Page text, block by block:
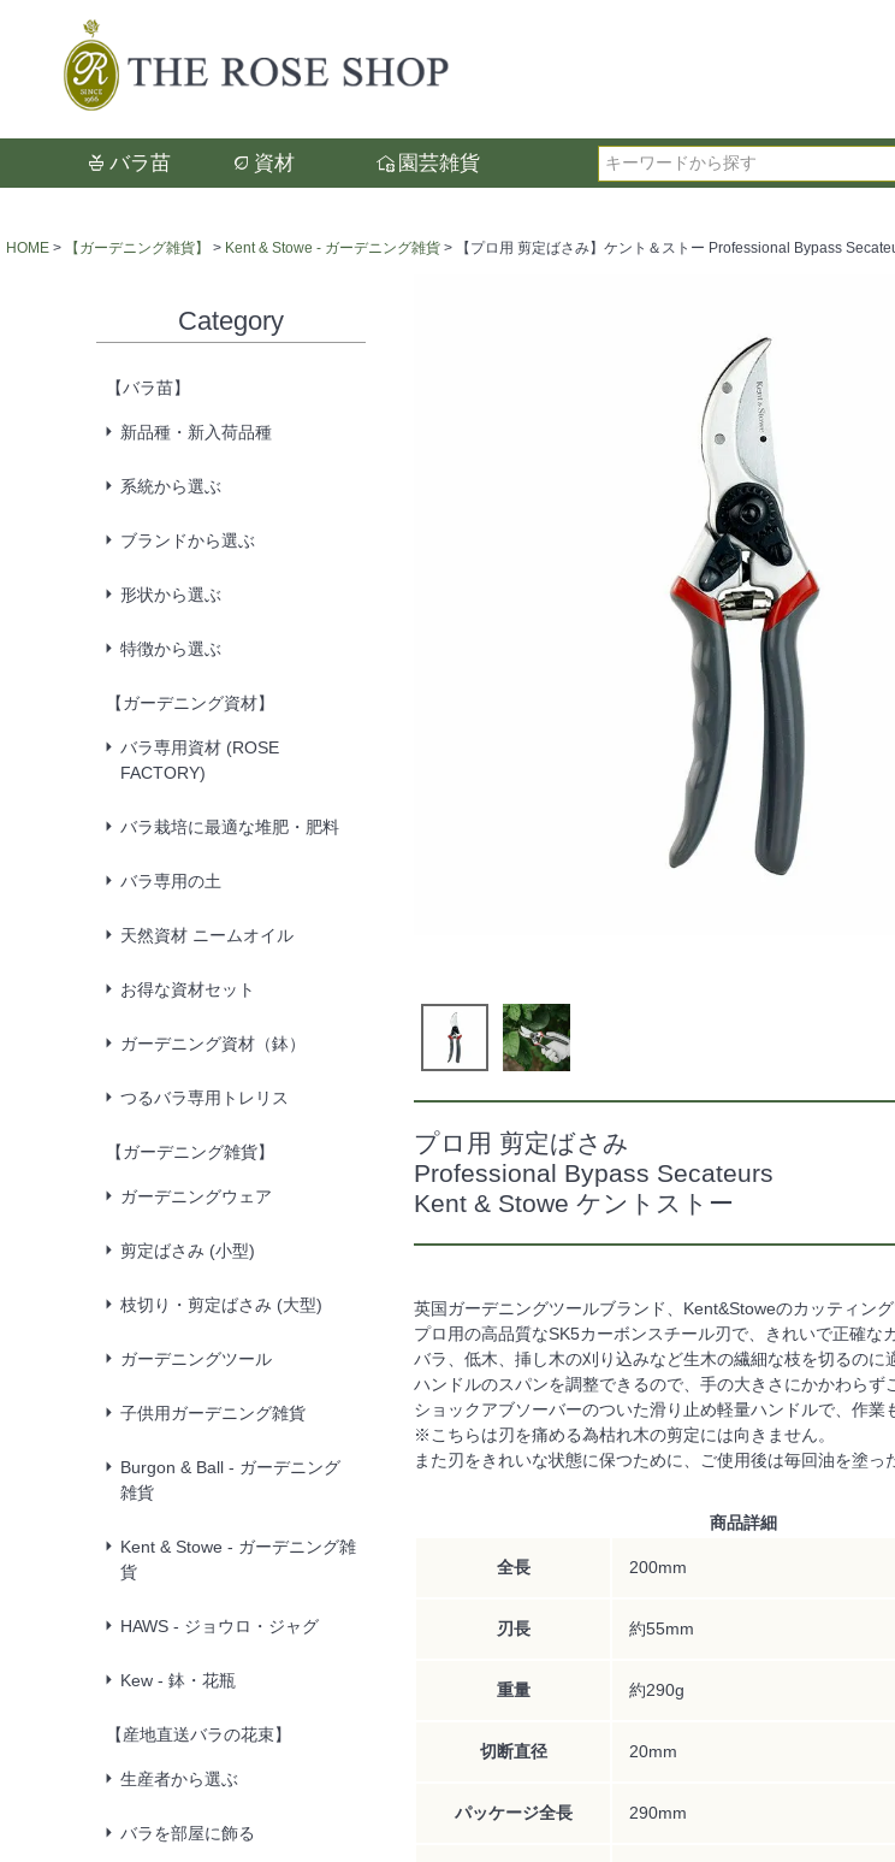
バラ苗 資材 園芸雑貨
検索
検索
選択した項目全てに該当する品種
タイプ、カラー、ブランドなどは
HOME 【ガーデニング雑貨】 Kent & Stowe - ガーデニング雑貨 【プロ用 剪定ばさみ】ケント＆ストー Professional Bypass
Category
【バラ苗】
新品種・新入荷品種
系統から選ぶ
ブランドから選ぶ
形状から選ぶ
特徴から選ぶ
【ガーデニング資材】
バラ専用資材 (ROSE
FACTORY)
バラ栽培に最適な堆肥・肥料
バラ専用の土
天然資材 ニームオイル
お得な資材セット
ガーデニング資材（鉢）
つるバラ専用トレリス
【ガーデニング雑貨】
ガーデニングウェア
剪定ばさみ (小型)
枝切り・剪定ばさみ (大型)
ガーデニングツール
子供用ガーデニング雑貨
Burgon & Ball - ガーデニング
雑貨
Kent & Stowe - ガーデニング雑
貨
HAWS - ジョウロ・ジャグ
Kew - 鉢・花瓶
【産地直送バラの花束】
生産者から選ぶ
バラを部屋に飾る
プロ用 剪定ばさみ
Professional Bypass Secateurs
Kent & Stowe ケントストー
英国ガーデニングツールブランド、Kent&Stoweのカッティング
プロ用の高品質なSK5カーボンスチール刃で、きれいで正確な
バラ、低木、挿し木の刈り込みなど生木の繊細な枝を切るのに
ハンドルのスパンを調整できるので、手の大きさにかかわらず
ショックアブソーバーのついた滑り止め軽量ハンドルで、作業
※こちらは刃を痛める為枯れ木の剪定には向きません。
また刃をきれいな状態に保つために、ご使用後は毎回油を塗っ
商品詳細
全長 200mm
刃長 約55mm
重量 約290g
切断直径 20mm
パッケージ全長 290mm